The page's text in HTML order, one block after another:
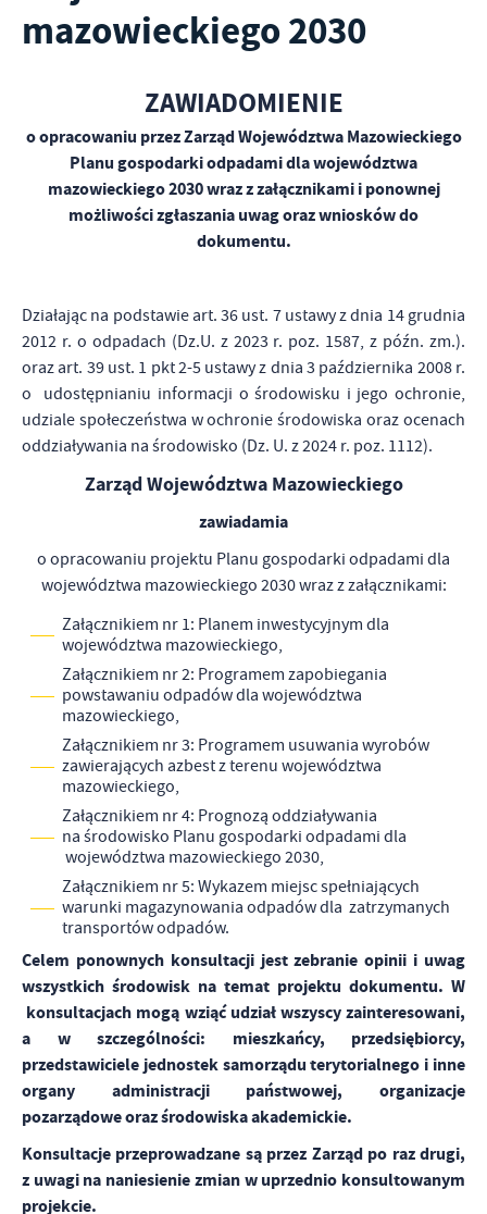
mazowieckiego 2030
ZAWIADOMIENIE
o opracowaniu przez Zarząd Województwa Mazowieckiego
Planu gospodarki odpadami dla województwa
mazowieckiego 2030 wraz z załącznikamii ponownej
możliwości zgłaszania uwag oraz wniosków do
dokumentu.
Działając na podstawie art. 36 ust. 7 ustawy z dnia 14 grudnia
2012 r. o odpadach (Dz.U. z 2023 r. poz. 1587, z późn. zm.).
oraz art. 39 ust. 1 pkt 2-5 ustawy z dnia 3 października 2008 r.
o udostępnianiu informacji o środowisku i jego ochronie,
udziale społeczeństwa w ochronie środowiska oraz ocenach
oddziaływania na środowisko (Dz. U. z 2024 r. poz. 1112).
Zarząd Województwa Mazowieckiego
zawiadamia
o opracowaniu projektu Planu gospodarki odpadami dla
województwa mazowieckiego 2030 wraz z załącznikami:
Załącznikiem nr 1: Planem inwestycyjnym dla
województwa mazowieckiego,
Załącznikiem nr 2: Programem zapobiegania
powstawaniu odpadów dla województwa
mazowieckiego,
Załącznikiem nr 3: Programem usuwania wyrobów
zawierających azbest z terenu województwa
mazowieckiego,
Załącznikiem nr 4: Prognozą oddziaływania
na środowisko Planu gospodarki odpadami dla
województwa mazowieckiego 2030,
Załącznikiem nr 5: Wykazem miejsc spełniających
warunki magazynowania odpadów dla zatrzymanych
transportów odpadów.
Celem ponownych konsultacji jest zebranie opinii i uwag
wszystkich środowisk na temat projektu dokumentu. W
konsultacjach mogą wziąć udział wszyscy zainteresowani,
a w szczególności: mieszkańcy, przedsiębiorcy,
przedstawiciele jednostek samorządu terytorialnego i inne
organy administracji państwowej, organizacje
pozarządowe oraz środowiska akademickie.
Konsultacje przeprowadzane są przez Zarząd po raz drugi,
z uwagi na naniesienie zmian w uprzednio konsultowanym
projekcie.
zapamiętanie wprowadzonych przez Ciebie ustawień oraz
personalizację określonych funkcjonalności czy prezentowanych
korzystania z funkcjonalności naszej strony poprzez dopasowanie
jej do Twoich indywidualnych preferencji. Wyrażenie zgody na
funkcjonalne i personalizacyjne pliki cookies gwarantuje
dostępność większej ilości funkcji na stronie.
Analityczne
Analityczne pliki cookies pomagają nam rozwijać się i
dostosowywać do Twoich potrzeb.
Cookies analityczne pozwalają na uzyskanie informacji w zakresie
ocenę naszych serwisów internetowych pod względem ich
popularności wśród użytkowników. Zgromadzone informacje są
przetwarzane w formie zanonimizowanej. Wyrażenie zgody na
analityczne pliki cookies gwarantuje dostępność wszystkich
funkcjonalności.
Reklamowe
Dzięki reklamowym plikom cookies prezentujemy Ci najciekawsze
informacje i aktualności na stronach naszych partnerów.
Promocyjne pliki cookies służą do prezentowania Ci naszych
komunikatów na podstawie analizy Twoich upodobań oraz Twoich
zwyczajów dotyczących przeglądanej witryny internetowej. Treści
promocyjne mogą pojawić się na stronach podmiotów trzecich lub
firm będących naszymi partnerami oraz innych dostawców usług.
Firmy te działają w charakterze pośredników prezentujących nasze
społecznościowych.
Więcej